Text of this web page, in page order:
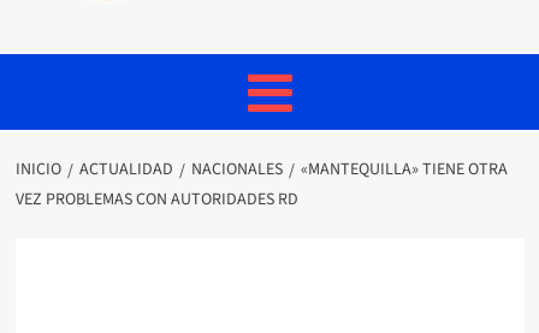
INICIO ACTUALIDAD NACIONALES
«MANTEQUILLA» TIENE OTRA
VEZ PROBLEMAS CON AUTORIDADES RD